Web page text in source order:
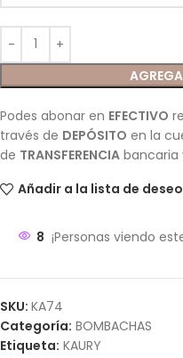
Podes abonar en EFECTIVO
través de DEPÓSITO en la
de TRANSFERENCIA bancaria
Añadir a la lista de
8 ¡Personas viendo
SKU: KA74
Categoría: BOMBACHAS
Etiqueta: KAURY